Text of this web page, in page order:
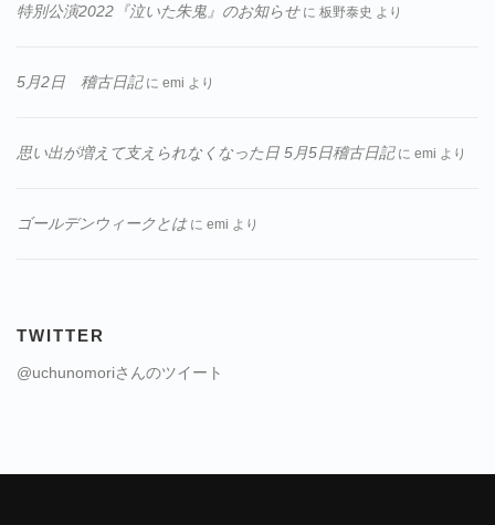
特別公演2022『泣いた朱鬼』のお知らせに 板野泰史 より
5月2日 稽古日記に emi より
思い出が増えて支えられなくなった日 5月5日稽古日記に emi より
ゴールデンウィークとはに emi より
TWITTER
@uchunomoriさんのツイート